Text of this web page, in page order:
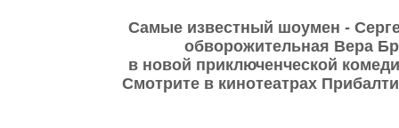
Самые известный шоумен -
обворожительная Вера
в новой приключенческой
Смотрите в кинотеатрах